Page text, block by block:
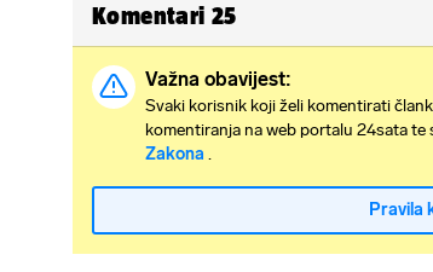
Komentari 25
Važna obavijest:
Svaki korisnik koji želi komentirati
komentiranja na web portalu 24sata te
Zakona .
Pravila